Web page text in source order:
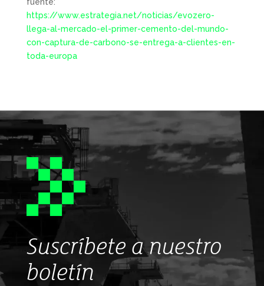
https://www.estrategia.net/noticias/evozero-
llega-al-mercado-el-primer-cemento-del-mundo-
con-captura-de-carbono-se-entrega-a-clientes-en-
toda-europa
Suscríbete a nuestro
boletín